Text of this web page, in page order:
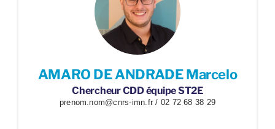
AMARO DE ANDRADE Marcelo
Chercheur CDD équipe ST2E
prenom.nom@cnrs-imn.fr / 02 72 68 38 29